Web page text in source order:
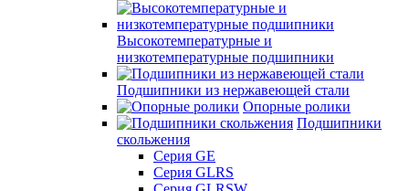
Высокотемпературные и
низкотемпературные подшипники
Подшипники из нержавеющей стали
Опорные ролики
Подшипники
скольжения
Серия GE
Серия GLRS